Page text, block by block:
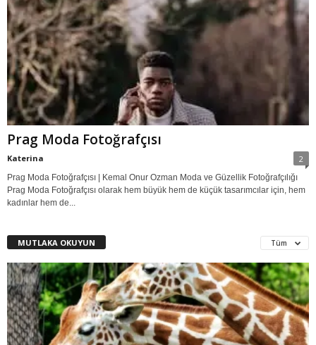
Prag Moda Fotoğrafçısı
Katerina 2
Prag Moda Fotoğrafçısı | Kemal Onur Ozman Moda ve Güzellik Fotoğrafçılığı
Prag Moda Fotoğrafçısı olarak hem büyük hem de küçük tasarımcılar için, hem
kadınlar hem de...
MUTLAKA OKUYUN Tüm